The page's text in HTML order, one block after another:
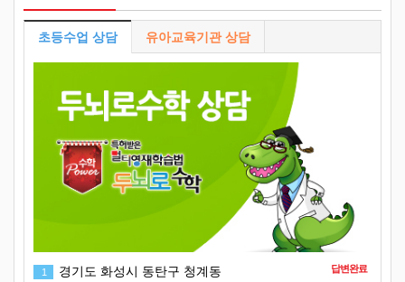
초등수업 상담 유아교육기관 상담
답변완료
1 경기도 화성시 동탄구 청계동